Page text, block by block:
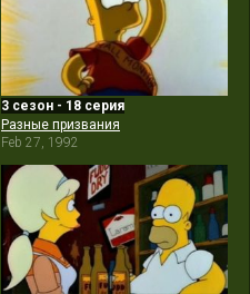
3 сезон - 18 серия
Разные призвания
Feb 27, 1992